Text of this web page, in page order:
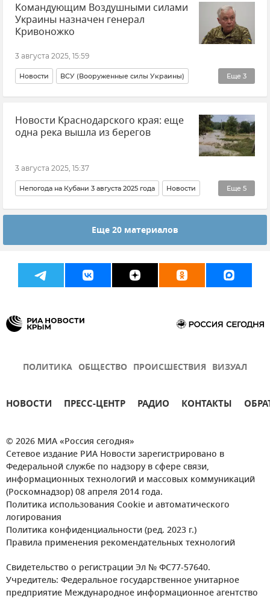
Командующим Воздушными силами
Украины назначен генерал
Кривоножко
3 августа 2025, 15:59
Еще 3
Новости ВСУ (Вооруженные силы Украины)
Украина Авиация Владимир Зеленский
Новости Краснодарского края: еще
одна река вышла из берегов
3 августа 2025, 15:37
Еще 5
Непогода на Кубани 3 августа 2025 года Новости
Вениамин Кондратьев Краснодарский край
Стихия
Еще 20 материалов
ПОЛИТИКА ОБЩЕСТВО ПРОИСШЕСТВИЯ ВИЗУАЛ
НОВОСТИ ПРЕСС-ЦЕНТР РАДИО КОНТАКТЫ
© 2026 МИА «Россия сегодня»
Сетевое издание РИА Новости зарегистрировано в
Федеральной службе по надзору в сфере связи,
информационных технологий и массовых коммуникаций
(Роскомнадзор) 08 апреля 2014 года.
Политика использования Cookie и автоматического
логирования
Политика конфиденциальности (ред. 2023 г.)
Правила применения рекомендательных технологий
Свидетельство о регистрации Эл № ФС77-57640.
Учредитель: Федеральное государственное унитарное
предприятие Международное информационное агентство